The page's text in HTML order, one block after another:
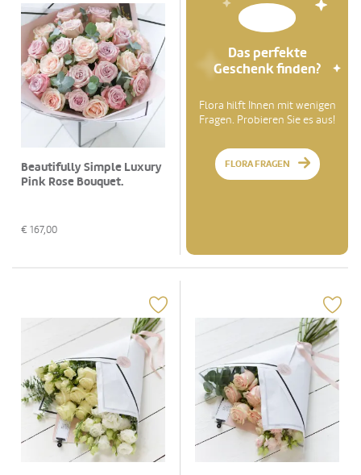
Beautifully Simple Luxury
Pink Rose Bouquet.
€ 167,00
Das perfekte
Geschenk finden?
Flora hilft Ihnen mit wenigen
Fragen. Probieren Sie es aus!
FLORA FRAGEN